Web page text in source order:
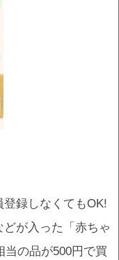
録しなくてもOK!
が入った「赤ちゃ
当の品が500円で買